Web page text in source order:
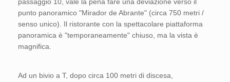
punto panoramico "Mirador de Abrante" (circa 750 metri /
senso unico). Il ristorante con la spettacolare piattaforma
panoramica è "temporaneamente" chiuso, ma la vista è
magnifica.
Ad un bivio a T, dopo circa 100 metri di discesa,